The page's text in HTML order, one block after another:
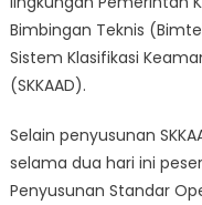
Bimbingan Teknis
Sistem Klasifikasi
(SKKAAD).
Selain penyusunan
selama dua hari ini
Penyusunan Standar